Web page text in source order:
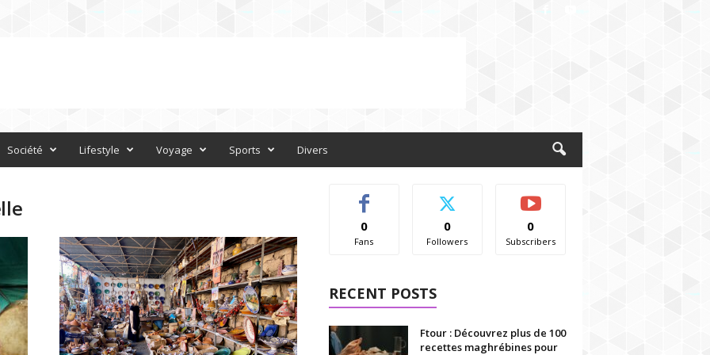
Société Lifestyle Voyage Sports Divers
0
Fans
0
Followers
0
Subscribers
RECENT POSTS
Ftour : Découvrez plus de 100
recettes maghrébines pour